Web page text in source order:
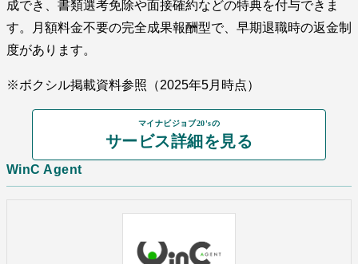
成でき、書類選考免除や面接確約などの特典を付与できま
す。月額料金不要の完全成果報酬型で、早期退職時の返金制
度があります。
※ボクシル掲載資料参照（2025年5月時点）
マイナビジョブ20'sの
サービス詳細を見る
WinC Agent